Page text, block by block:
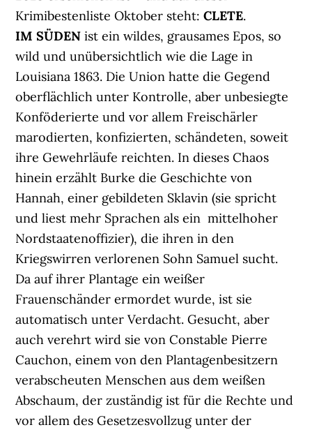
Krimibestenliste Oktober steht:CLETE.
IM SÜDEN ist ein wildes, grausames Epos, so
wild und unübersichtlich wie die Lage in
Louisiana 1863. Die Union hatte die Gegend
oberflächlich unter Kontrolle, aber unbesiegte
Konföderierte und vor allem Freischärler
marodierten, konfizierten, schändeten, soweit
ihre Gewehrläufe reichten. In dieses Chaos
hinein erzählt Burke die Geschichte von
Hannah, einer gebildeten Sklavin (sie spricht
und liest mehr Sprachen als ein mittelhoher
Nordstaatenoffizier), die ihren in den
Kriegswirren verlorenen Sohn Samuel sucht.
Da auf ihrer Plantage ein weißer
Frauenschänder ermordet wurde, ist sie
automatisch unter Verdacht. Gesucht, aber
auch verehrt wird sie von Constable Pierre
Cauchon, einem von den Plantagenbesitzern
verabscheuten Menschen aus dem weißen
Abschaum, der zuständig ist für die Rechte und
vor allem des Gesetzesvollzug unter der